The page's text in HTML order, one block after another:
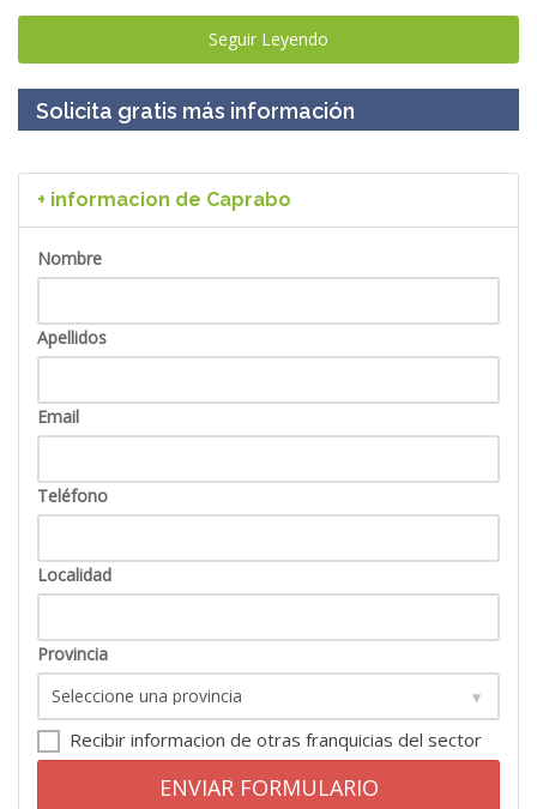
Seguir Leyendo
Solicita gratis más información
+ informacion de Caprabo
Nombre
Apellidos
Email
Teléfono
Localidad
Provincia
Recibir informacion de otras franquicias del sector
ENVIAR FORMULARIO